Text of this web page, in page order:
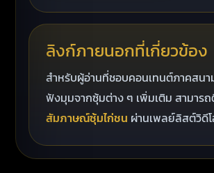
ลิงก์ภายนอกที่เกี่ยวข้อง
สำหรับผู้อ่านที่ชอบคอนเทนต์ภาคสนา
ฟังมุมจากซุ้มต่าง ๆ เพิ่มเติม สามาร
สัมภาษณ์ซุ้มไก่ชน ผ่านเพลย์ลิสต์วิดี